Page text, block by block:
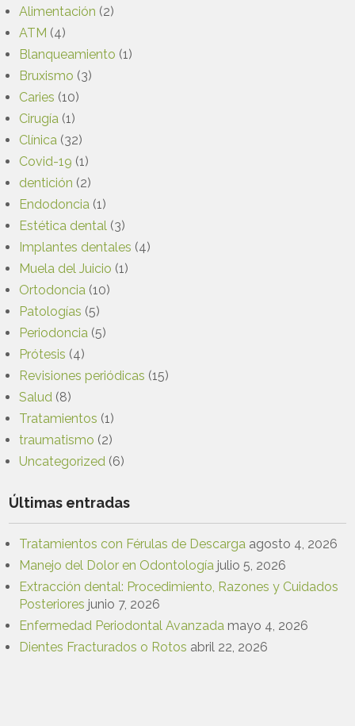
Alimentación (2)
ATM (4)
Blanqueamiento (1)
Bruxismo (3)
Caries (10)
Cirugía (1)
Clínica (32)
Covid-19 (1)
dentición (2)
Endodoncia (1)
Estética dental (3)
Implantes dentales (4)
Muela del Juicio (1)
Ortodoncia (10)
Patologías (5)
Periodoncia (5)
Prótesis (4)
Revisiones periódicas (15)
Salud (8)
Tratamientos (1)
traumatismo (2)
Uncategorized (6)
Últimas entradas
Tratamientos con Férulas de Descarga agosto 4, 2026
Manejo del Dolor en Odontología julio 5, 2026
Extracción dental: Procedimiento, Razones y Cuidados
Posteriores junio 7, 2026
Enfermedad Periodontal Avanzada mayo 4, 2026
Dientes Fracturados o Rotos abril 22, 2026